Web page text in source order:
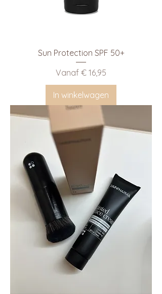
Sun Protection SPF 50+
Vanaf € 16,95
Verkoopprijs
In winkelwagen